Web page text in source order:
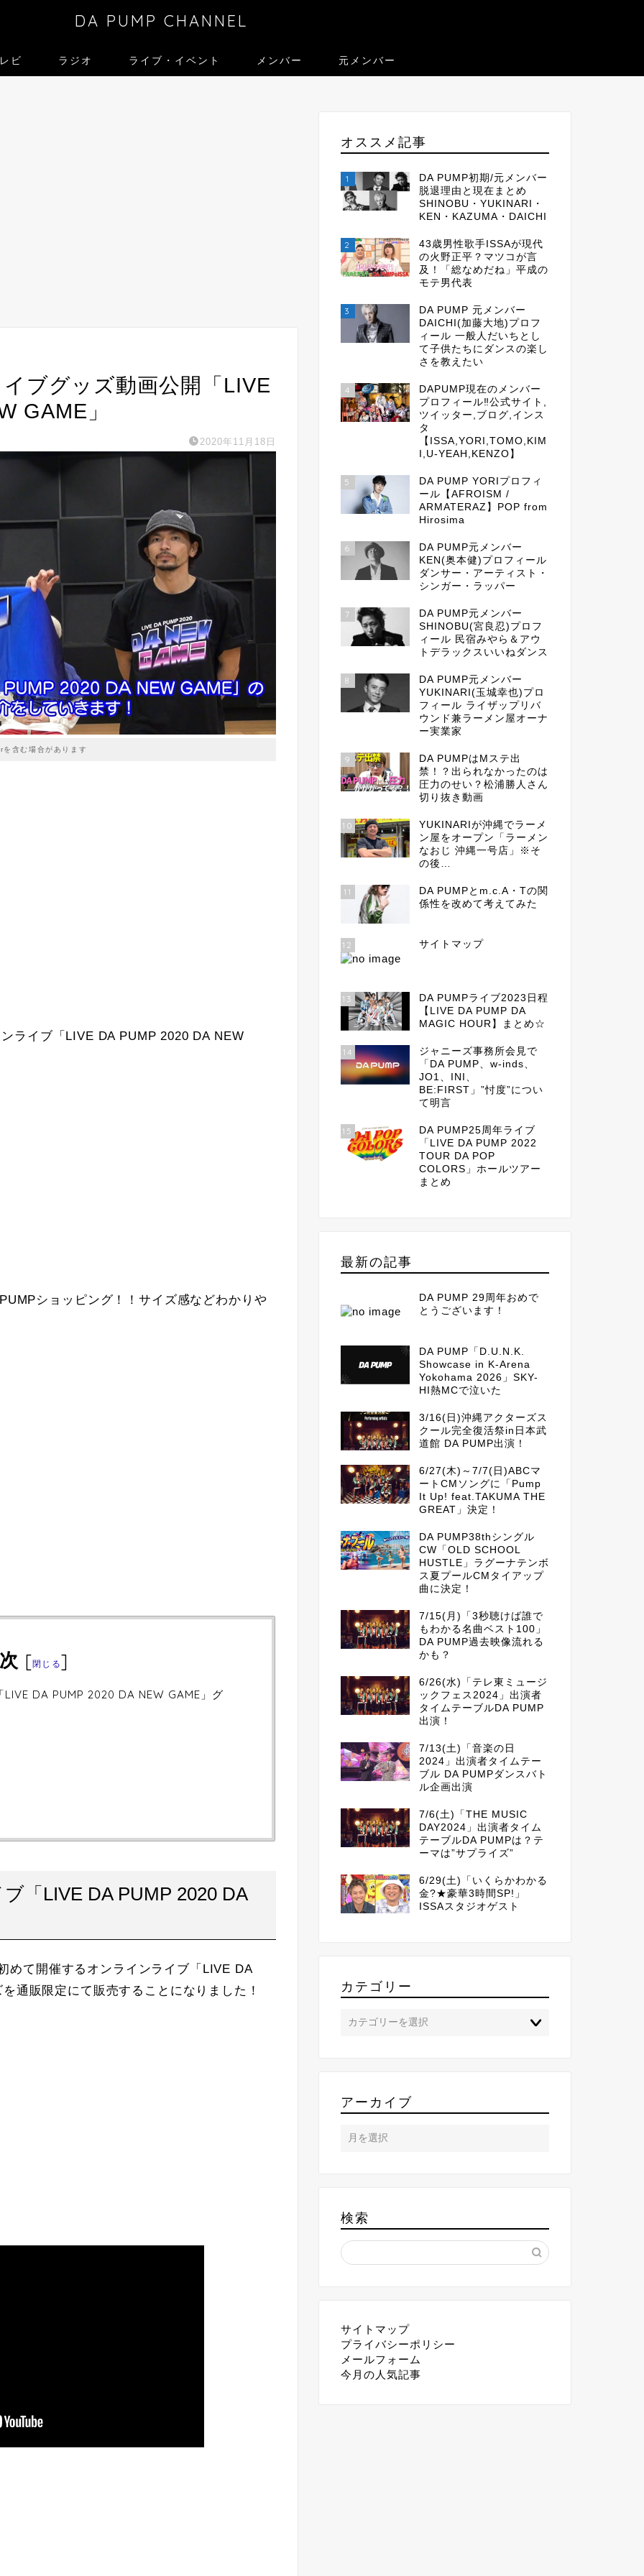
DA PUMP CHANNEL
ビ ラジオ ライブ・イベント メンバー 元メンバー
ブグッズ動画公開「LIVE
GAME」
2020年11月18日
を含む場合があります
ライブ「LIVE DA PUMP 2020 DA NEW
ショッピング！！サイズ感などわかりや
[閉じる]
DA PUMP 2020 DA NEW GAME」グ
「LIVE DA PUMP 2020 DA
めて開催するオンラインライブ「LIVE DA
通販限定にて販売することになりました！
オススメ記事
1
DA PUMP初期/元メンバー
脱退理由と現在まとめ
SHINOBU・YUKINARI・
KEN・KAZUMA・DAICHI
2
43歳男性歌手ISSAが現代
の火野正平？マツコが言
及！「総なめだね」平成の
モテ男代表
3
DA PUMP 元メンバー
DAICHI(加藤大地)プロフ
ィール 一般人だいちとし
て子供たちにダンスの楽し
さを教えたい
4
DAPUMP現在のメンバー
プロフィール‼公式サイト,
ツイッター,ブログ,インス
タ
【ISSA,YORI,TOMO,KIM
I,U-YEAH,KENZO】
5
DA PUMP YORIプロフィ
ール【AFROISM /
ARMATERAZ】POP from
Hirosima
6
DA PUMP元メンバー
KEN(奥本健)プロフィール
ダンサー・アーティスト・
シンガー・ラッパー
7
DA PUMP元メンバー
SHINOBU(宮良忍)プロフ
ィール 民宿みやら＆アウ
トデラックスいいねダンス
8
DA PUMP元メンバー
YUKINARI(玉城幸也)プロ
フィール ライザップリバ
ウンド兼ラーメン屋オーナ
ー実業家
9
DA PUMPはMステ出
禁！？出られなかったのは
圧力のせい？松浦勝人さん
切り抜き動画
10
YUKINARIが沖縄でラーメ
ン屋をオープン「ラーメン
なおじ 沖縄一号店」※そ
の後…
11
DA PUMPとm.c.A・Tの関
係性を改めて考えてみた
12 サイトマップ
13
DA PUMPライブ2023日程
【LIVE DA PUMP DA
MAGIC HOUR】まとめ☆
14
ジャニーズ事務所会見で
「DA PUMP、w-inds、
JO1、INI、
BE:FIRST」”忖度”につい
て明言
15
DA PUMP25周年ライブ
「LIVE DA PUMP 2022
TOUR DA POP
COLORS」ホールツアー
まとめ
最新の記事
DA PUMP 29周年おめで
とうございます！
DA PUMP「D.U.N.K.
Showcase in K-Arena
Yokohama 2026」SKY-
HI熱MCで泣いた
3/16(日)沖縄アクターズス
クール完全復活祭in日本武
道館 DA PUMP出演！
6/27(木)～7/7(日)ABCマ
ートCMソングに「Pump
It Up! feat.TAKUMA THE
GREAT」決定！
DA PUMP38thシングル
CW「OLD SCHOOL
HUSTLE」ラグーナテンボ
ス夏プールCMタイアップ
曲に決定！
7/15(月)「3秒聴けば誰で
もわかる名曲ベスト100」
DA PUMP過去映像流れる
かも？
6/26(水)「テレ東ミュージ
ックフェス2024」出演者
タイムテーブルDA PUMP
出演！
7/13(土)「音楽の日
2024」出演者タイムテー
ブル DA PUMPダンスバト
ル企画出演
7/6(土)「THE MUSIC
DAY2024」出演者タイム
テーブルDA PUMPは？テ
ーマは”サプライズ”
6/29(土)「いくらかわかる
金?★豪華3時間SP!」
ISSAスタジオゲスト
カテゴリー
アーカイブ
検索
サイトマップ
プライバシーポリシー
メールフォーム
今月の人気記事